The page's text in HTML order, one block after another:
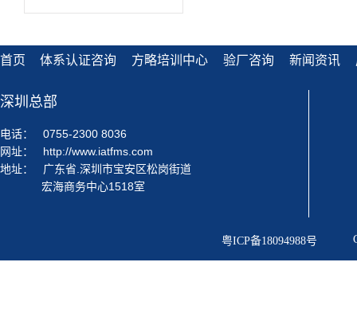
首页 体系认证咨询 方略培训中心 验厂咨询 新闻资讯
深圳总部
电话：
0755-2300 8036
网址：
http://www.iatfms.com
地址：
广东省.深圳市宝安区松岗街道
宏海商务中心1518室
粤ICP备18094988号